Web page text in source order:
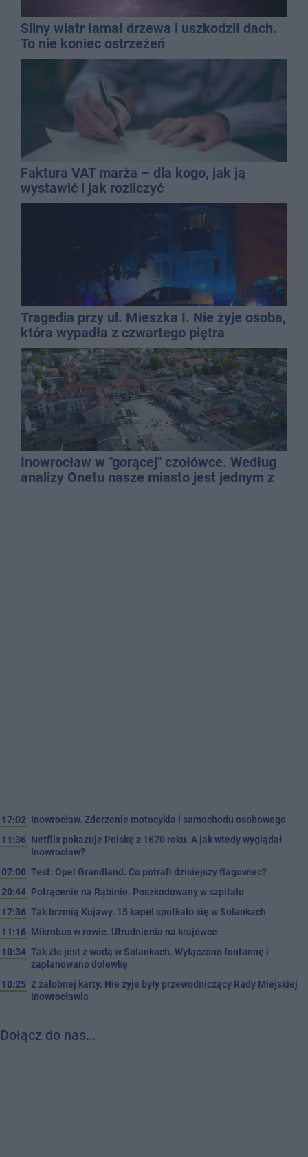
Silny wiatr łamał drzewa i uszkodził dach.
To nie koniec ostrzeżeń
Faktura VAT marża – dla kogo, jak ją
wystawić i jak rozliczyć
Tragedia przy ul. Mieszka I. Nie żyje osoba,
która wypadła z czwartego piętra
Inowrocław w "gorącej" czołówce. Według
analizy Onetu nasze miasto jest jednym z
17:02 Inowrocław. Zderzenie motocykla i samochodu osobowego
11:36 Netflix pokazuje Polskę z 1670 roku. A jak wtedy wyglądał
Inowrocław?
07:00 Test: Opel Grandland. Co potrafi dzisiejszy flagowiec?
20:44 Potrącenie na Rąbinie. Poszkodowany w szpitalu
17:36 Tak brzmią Kujawy. 15 kapel spotkało się w Solankach
11:16 Mikrobus w rowie. Utrudnienia na krajówce
10:34 Tak źle jest z wodą w Solankach. Wyłączono fontannę i
zaplanowano dolewkę
10:25 Z żałobnej karty. Nie żyje były przewodniczący Rady Miejskiej
Inowrocławia
Dołącz do nas…